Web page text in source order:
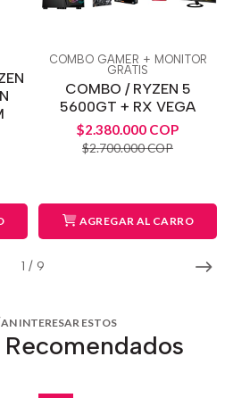
1 / 9
COMBO GAMER + MONITOR
GRATIS
COMBO / RYZEN 5
5600GT + RX VEGA
$2.380.000 COP
$2.700.000 COP
AGREGAR AL CARRO
INTERESAR ESTOS